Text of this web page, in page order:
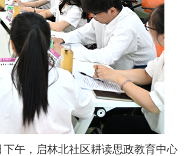
午，启林北社区耕读思政教育中心